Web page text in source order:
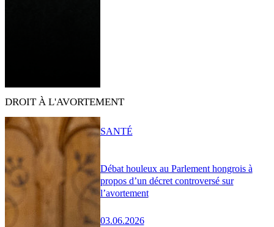
DROIT À L'AVORTEMENT
Débat houleux au Parlement hongrois à
propos d’un décret controversé sur
l’avortement
03.06.2026
SANTÉ